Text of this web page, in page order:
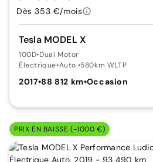
Tesla MODEL X
100D•Dual Motor
Électrique•Auto.•580km WLTP
2017•88 812 km•Occasion
Dès 353 €/mois
PRIX EN BAISSE (-1000 €)